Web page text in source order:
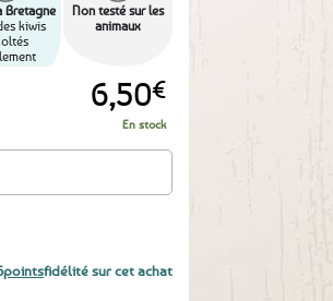
Bretagne
kiwis
Non testé sur les
animaux
6,50€
En stock
format 200ml
pointsfidélité sur cet achat